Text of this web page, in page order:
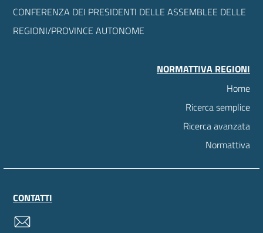
CONFERENZA DEI PRESIDENTI DELLE ASSEMBLEE DELLE
REGIONI/PROVINCE AUTONOME
NORMATTIVA REGIONI
Home
Ricerca semplice
Ricerca avanzata
Normattiva
CONTATTI